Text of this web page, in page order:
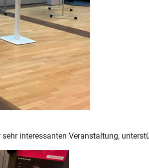
interessanten Veranstaltung,